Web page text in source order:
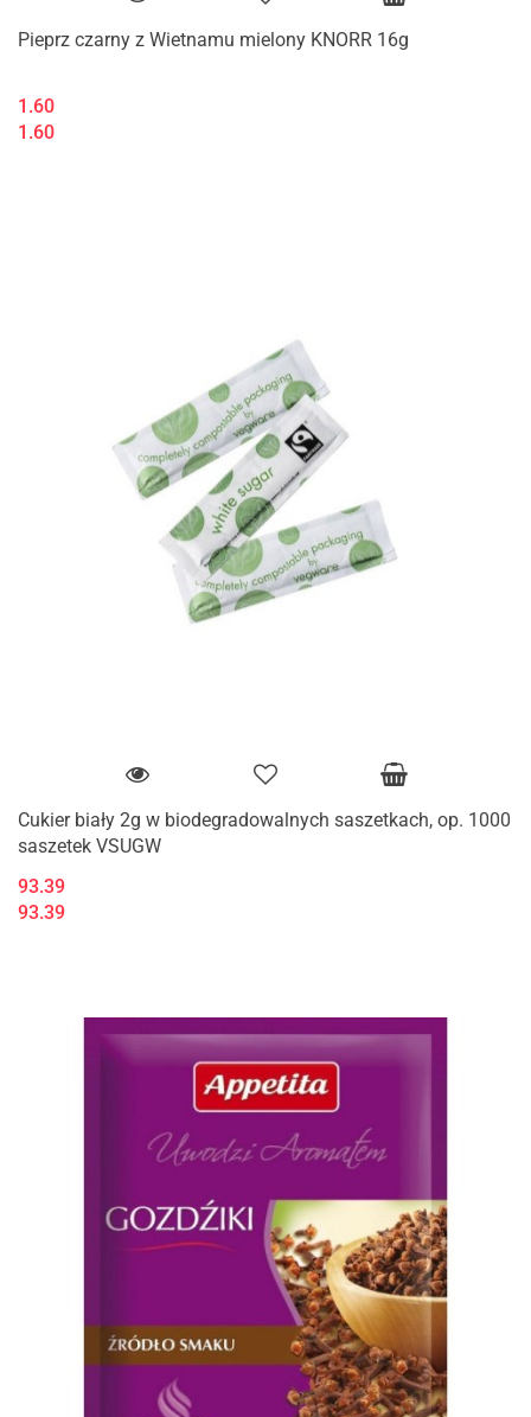
Pieprz czarny z Wietnamu mielony KNORR 16g
1.60
1.60
Cukier biały 2g w biodegradowalnych saszetkach, op. 1000
saszetek VSUGW
93.39
93.39